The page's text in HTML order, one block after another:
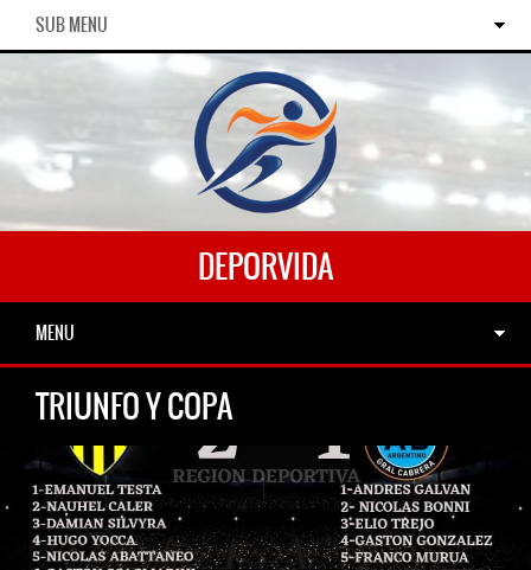
SUB MENU
DEPORVIDA
MENU
TRIUNFO Y COPA